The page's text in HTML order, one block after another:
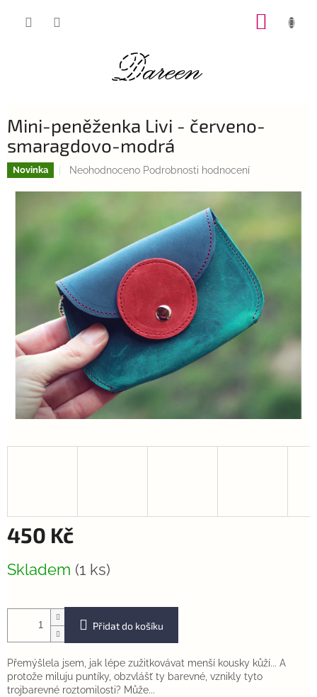
Mini-peněženka Livi - červeno-
smaragdovo-modrá
Novinka
Průměrné
hvězdiček.
Neohodnoceno Podrobnosti hodnocení
450 Kč
cena:
Skladem (1 ks)
Přidat do košíku
Přemýšlela jsem, jak lépe zužitkovávat menší kousky kůží... A
protože miluju puntíky, obzvlášť ty barevné, vznikly tyto
trojbarevné roztomilosti? Může...